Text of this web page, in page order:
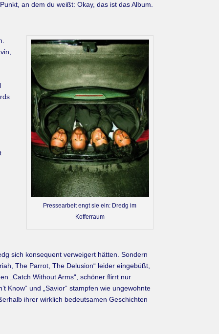
an dem du weißt: Okay, das ist das Album.
Pressearbeit engt sie ein: Dredg im
Kofferraum
sich konsequent verweigert hätten. Sondern
The Parrot, The Delusion“ leider eingebüßt,
„Catch Without Arms“, schöner flirrt nur
Know“ und „Savior“ stampfen wie ungewohnte
ihrer wirklich bedeutsamen Geschichten